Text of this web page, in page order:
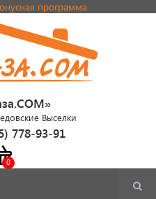
программа
Выселки
778-93-91